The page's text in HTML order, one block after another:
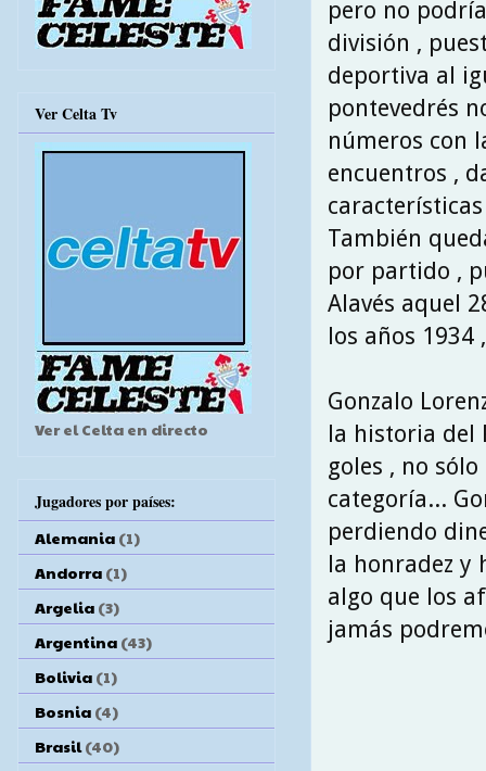
pero no
división ,
deportiva al
pontevedrés
números con
encuentros ,
También
por partido ,
Alavés aquel
los años 1934
Gonzalo
la historia del
goles , no
categoría...
perdiendo
la honradez y
algo que los
jamás
Ver Celta Tv
Ver el Celta en directo
Jugadores por países:
Alemania (1)
Andorra (1)
Argelia (3)
Argentina (43)
Bolivia (1)
Bosnia (4)
Brasil (40)